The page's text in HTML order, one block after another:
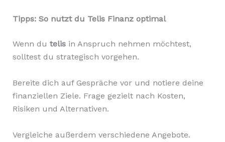
Tipps: So nutzt du Telis Finanz optimal
Wenn du telis in Anspruch nehmen möchtest,
solltest du strategisch vorgehen.
Bereite dich auf Gespräche vor und notiere deine
finanziellen Ziele. Frage gezielt nach Kosten,
Risiken und Alternativen.
Vergleiche außerdem verschiedene Angebote.